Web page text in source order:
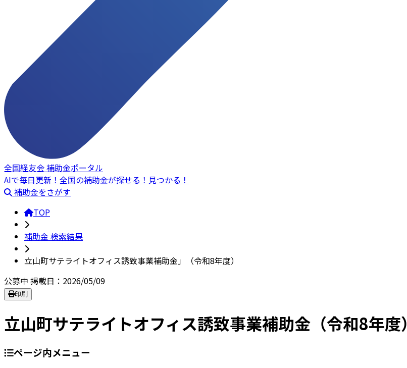
全国経友会 補助金ポータル
AIで毎日更新！全国の補助金が探せる！見つかる！
補助金をさがす
TOP
補助金 検索結果
立山町サテライトオフィス誘致事業補助金」（令和8年度）
公募中 掲載日：2026/05/09
印刷
立山町サテライトオフィス誘致事業補助金（令和8年度）
ページ内メニュー